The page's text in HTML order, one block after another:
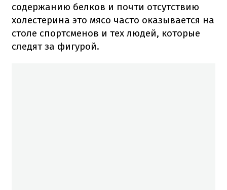
содержанию белков и почти отсутствию
холестерина это мясо часто оказывается на
столе спортсменов и тех людей, которые
следят за фигурой.